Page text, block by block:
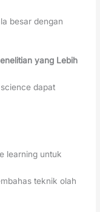
besar dengan
yang Lebih
dapat
learning untuk
teknik olah